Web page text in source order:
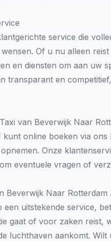
service die
Of u nu alleen
en diensten om aan uw
transparant en
van Beverwijk Naar
kunt online boeken via ons
Onze
eventuele vragen of
Beverwijk Naar
uitstekende service,
gaat of voor zaken reist,
luchthaven aankomt. Wilt